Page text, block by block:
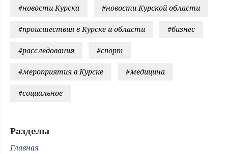
#новости Курска #новости Курской области
#происшествия в Курске и области #бизнес
#расследования #спорт
#мероприятия в Курске #медицина
#социальное
Разделы
Главная